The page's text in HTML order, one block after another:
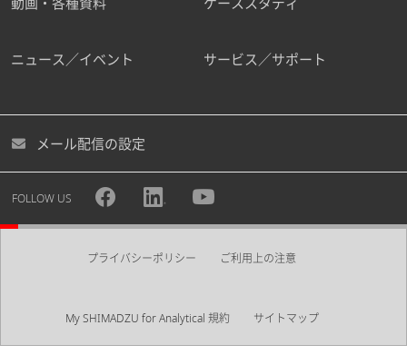
ニュース／イベント サービス／サポート
メール配信の設定
FOLLOW US
プライバシーポリシー ご利用上の注意
My SHIMADZU for Analytical 規約 サイトマップ